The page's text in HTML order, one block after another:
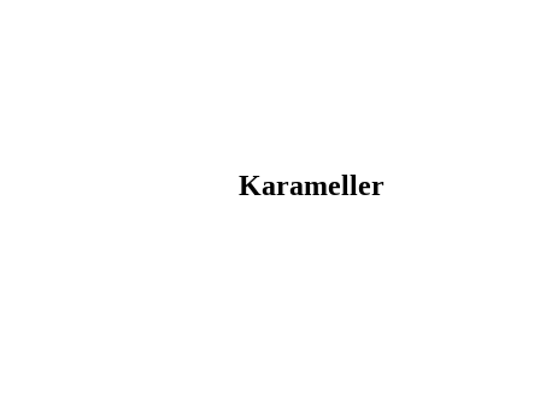
Karameller